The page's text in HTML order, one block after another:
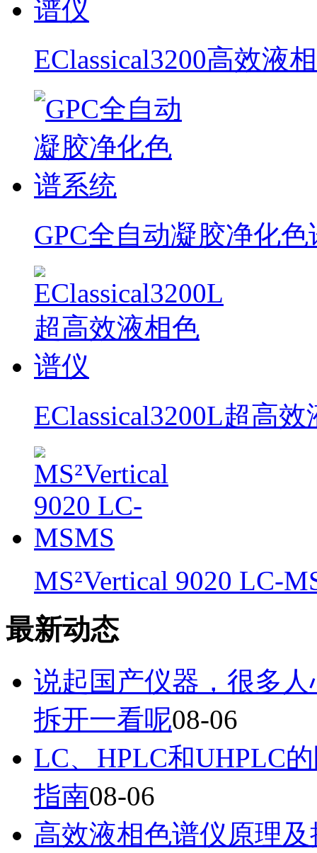
EClassical3200高效液
GPC全自动凝胶净化
EClassical3200L超高
MS²Vertical 9020 LC-
最新动态
说起国产仪器，很多
拆开一看呢08-06
LC、HPLC和UHPLC
指南08-06
高效液相色谱仪原理